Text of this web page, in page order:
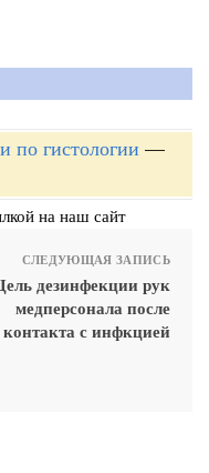
по гистологии —
на наш сайт
СЛЕДУЮЩАЯ ЗАПИСЬ
дезинфекции рук
медперсонала после
контакта с инфкцией